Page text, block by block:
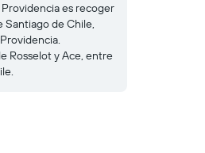
es recoger
Santiago de Chile,
Rosselot y Ace, entre